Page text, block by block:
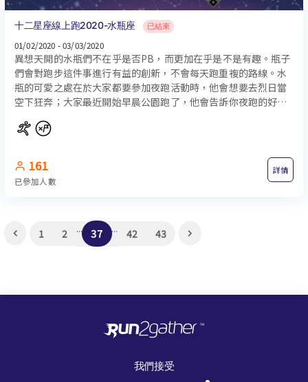
十二星座線上跑2020-水瓶座 已結束
01/02/2020 - 03/03/2020
異想天開的水瓶們不在乎是否PB，而更加在乎是不是有趣。瓶子
們會對跑步這件事進行有益的創新，不會每天跑重複的路線。水
瓶的可愛之處在於大家都要參加夜跑活動時，他會想要去烈日當
空下狂奔；大家最近開始早晨公園跑了，他會告訴你夜跑的好
161
已參加人數
詳情
1 2 ... 37 ... 42 43
我們接受